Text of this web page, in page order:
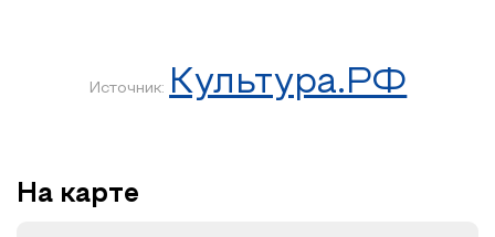
Источник: Культура.РФ
На карте